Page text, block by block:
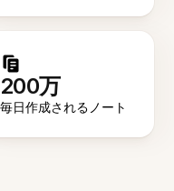
200万
毎日作成されるノート